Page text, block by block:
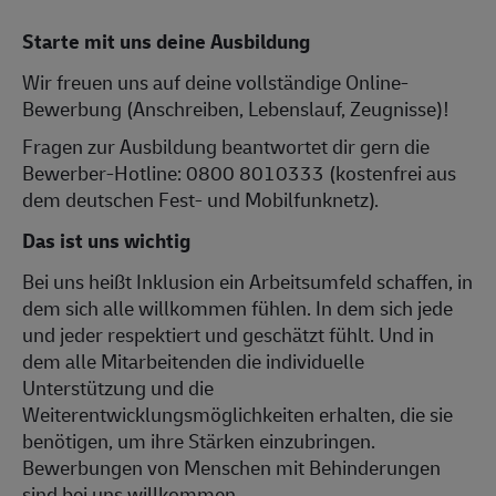
Starte mit uns deine Ausbildung
Wir freuen uns auf deine vollständige Online-
Bewerbung (Anschreiben, Lebenslauf, Zeugnisse)!
Fragen zur Ausbildung beantwortet dir gern die
Bewerber-Hotline: 0800 8010333 (kostenfrei aus
dem deutschen Fest- und Mobilfunknetz).
Das ist uns wichtig
Bei uns heißt Inklusion ein Arbeitsumfeld schaffen, in
dem sich alle willkommen fühlen. In dem sich jede
und jeder respektiert und geschätzt fühlt. Und in
dem alle Mitarbeitenden die individuelle
Unterstützung und die
Weiterentwicklungsmöglichkeiten erhalten, die sie
benötigen, um ihre Stärken einzubringen.
Bewerbungen von Menschen mit Behinderungen